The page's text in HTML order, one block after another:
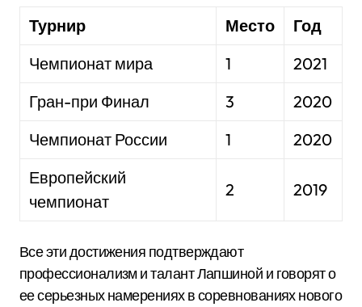
Турнир Место
Год
Чемпионат мира
1
2021
Гран-при Финал
3
2020
Чемпионат России
1
2020
Европейский
чемпионат
2 2019
Все эти достижения подтверждают
профессионализм и талант Лапшиной и говорят о
ее серьезных намерениях в соревнованиях нового